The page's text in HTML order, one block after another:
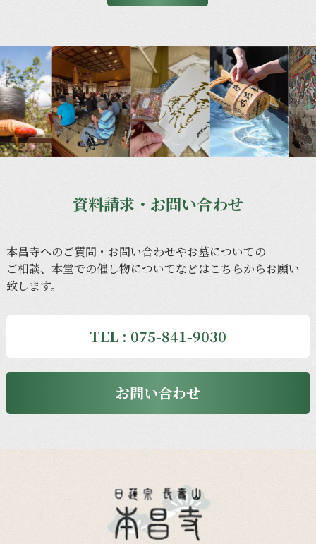
資料請求・お問い合わせ
本昌寺へのご質問・ お問い合わせやお墓についての
ご相談、 本堂での催し物についてなどはこちらからお願い
致します。
TEL : 075-841-9030
お問い合わせ